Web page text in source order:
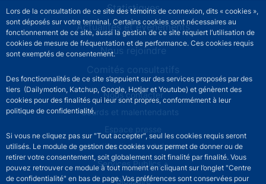
Lors de la consultation de ce site des témoins de connexion, dits « cookies »,
sont déposés sur votre terminal. Certains cookies sont nécessaires au
fonctionnement de ce site, aussi la gestion de ce site requiert l’utilisation de
cookies de mesure de fréquentation et de performance. Ces cookies requis
sont exemptés de consentement.
Des fonctionnalités de ce site s’appuient sur des services proposés par des
tiers (Dailymotion, Katchup, Google, Hotjar et Youtube) et génèrent des
cookies pour des finalités qui leur sont propres, conformément à leur
politique de confidentialité.
Si vous ne cliquez pas sur "Tout accepter", seul les cookies requis seront
utilisés. Le module de gestion des cookies vous permet de donner ou de
retirer votre consentement, soit globalement soit finalité par finalité. Vous
pouvez retrouver ce module à tout moment en cliquant sur l’onglet "Centre
de confidentialité" en bas de page. Vos préférences sont conservées pour
Statistiques
Actualités et événements
Nous rejoindre
Comités consultatifs
Footer secondary menuNous contacter
Sourds et malentendants
Espace presse
La direction des Achats
Services Publics +
Glossaire